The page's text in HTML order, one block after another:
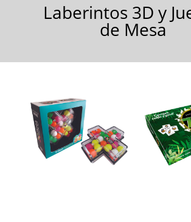
Laberintos 3D y
de Mesa